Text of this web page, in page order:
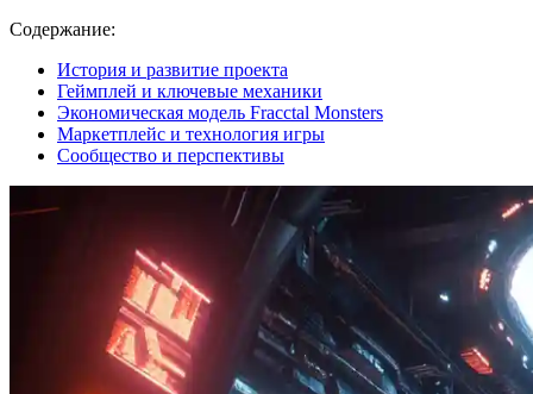
Содержание:
История и развитие проекта
Геймплей и ключевые механики
Экономическая модель Fracctal Monsters
Маркетплейс и технология игры
Сообщество и перспективы